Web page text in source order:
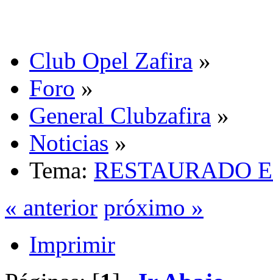
Club Opel Zafira »
Foro »
General Clubzafira »
Noticias »
Tema: RESTAURADO
« anterior próximo »
Imprimir